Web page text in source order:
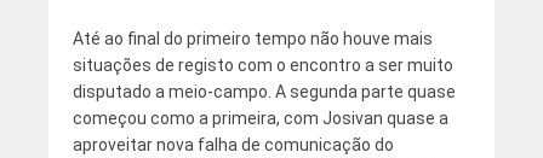
Até ao final do primeiro tempo não houve mais
situações de registo com o encontro a ser muito
disputado a meio-campo. A segunda parte quase
começou como a primeira, com Josivan quase a
aproveitar nova falha de comunicação do